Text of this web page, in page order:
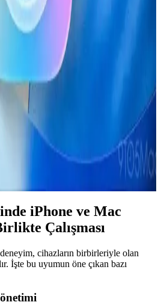
Çipli Yeni iPad Modeli ve
yeni iPad modeli A18 çip ve 8 GB
OLED ekran ve ProMotion
lansman iOS 26.4 ile
Zeka Entegrasyonunda Yeni
ve Kullanıcı Beklentileri
model Gemini'yi entegre ederek sesli
donanım gereksinimleri getiriyor. Bu
iyileştirmeyi hedefliyor ancak bazı
iPhone ve Mac
Çalışması
cihazların birbirleriyle olan
İşte bu uyumun öne çıkan bazı